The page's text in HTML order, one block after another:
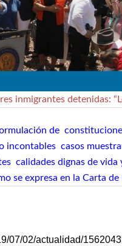
inmigrantes detenidas:
de
incontables casos
calidades dignas de
se expresa en la Carta
07/02/actualidad/